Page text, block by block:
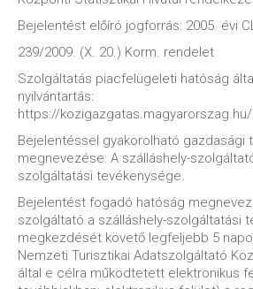
Bejelentést előíró jogforrás: 2005. évi
239/2009. (X. 20.) Korm. rendelet
Szolgáltatás piacfelügeleti hatóság
nyilvántartás:
https://
Bejelentéssel gyakorolható gazdasági
megnevezése: A szálláshely-
szolgáltatási tevékenysége.
Bejelentést fogadó hatóság
szolgáltató a szálláshely-szolgáltatási
megkezdését követő legfeljebb 5
Nemzeti Turisztikai Adatszolgáltató
által e célra működtetett elektronikus